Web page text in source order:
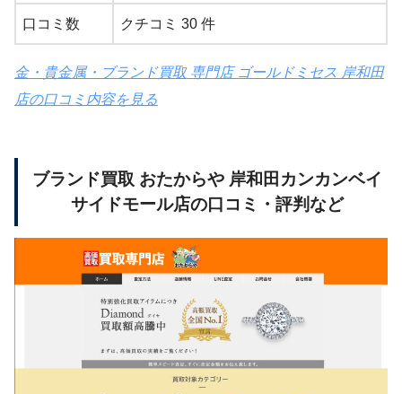
口コミ数 クチコミ 30 件
金・貴金属・ブランド買取 専門店 ゴールドミセス 岸和田
店の口コミ内容を見る
ブランド買取 おたからや 岸和田カンカンベイ
サイドモール店の口コミ・評判など